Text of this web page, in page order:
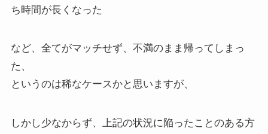
ち時間が長くなった
など、全てがマッチせず、不満のまま帰ってしまっ
た、
というのは稀なケースかと思いますが、
しかし少なからず、上記の状況に陥ったことのある方